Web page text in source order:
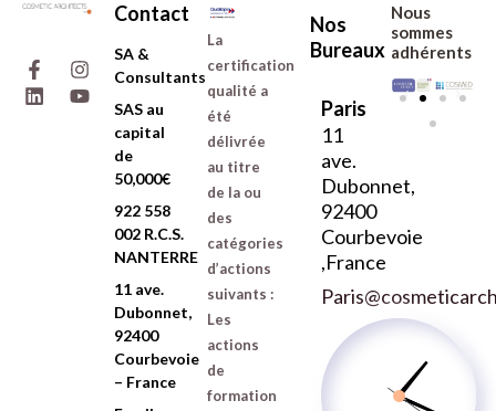
a
c
e
n
s
i
n
k
o
u
Contact
SA &
Consultants
SAS au
capital
de
50,000€
922 558
002 R.C.S.
NANTERRE
11 ave.
Dubonnet,
92400
Courbevoie
– France
La
certification
qualité a
été
délivrée
au titre
de la ou
des
catégories
d’actions
suivants :
Les
actions
de
formation
Nos
Bureaux
Paris
11
ave.
Dubonnet,
92400
Courbevoie
,France
Nous
sommes
adhérents